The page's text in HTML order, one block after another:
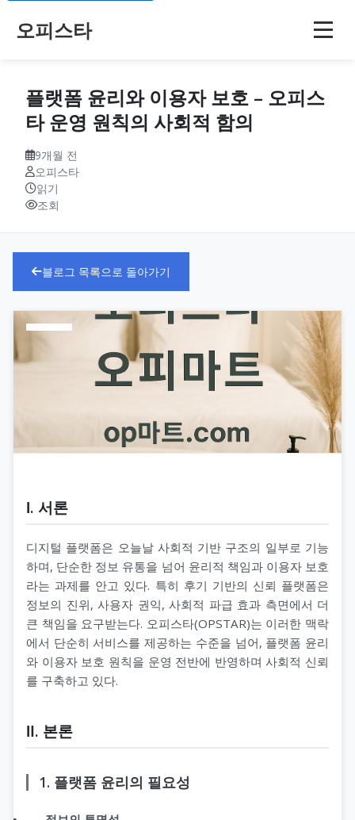
오피스타
플랫폼 윤리와 이용자 보호 – 오피스
타 운영 원칙의 사회적 함의
9개월 전
오피스타
읽기
조회
블로그 목록으로 돌아가기
Ⅰ. 서론
디지털 플랫폼은 오늘날 사회적 기반 구조의 일부로 기능
하며, 단순한 정보 유통을 넘어 윤리적 책임과 이용자 보호
라는 과제를 안고 있다. 특히 후기 기반의 신뢰 플랫폼은
정보의 진위, 사용자 권익, 사회적 파급 효과 측면에서 더
큰 책임을 요구받는다. 오피스타(OPSTAR)는 이러한 맥락
에서 단순히 서비스를 제공하는 수준을 넘어, 플랫폼 윤리
와 이용자 보호 원칙을 운영 전반에 반영하며 사회적 신뢰
를 구축하고 있다.
Ⅱ. 본론
1. 플랫폼 윤리의 필요성